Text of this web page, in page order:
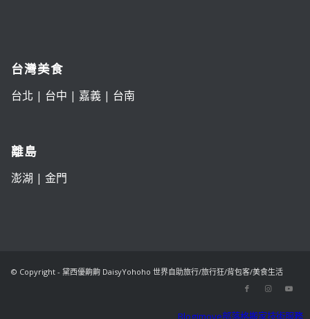
台灣美食
台北 | 台中 | 嘉義| 台南
離島
澎湖 | 金門
© Copyright - 黛西優齁齁 DaisyYohoho 世界自助旅行/旅行狂/背包客/美食生活